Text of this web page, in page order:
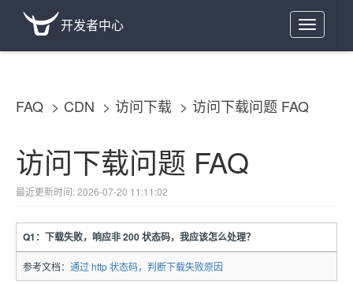
Toggle
navigation
开发者中心
FAQ CDN 访问下载 访问下载问题 FAQ
访问下载问题 FAQ
最近更新时间: 2026-07-20 11:11:02
Q1：下载失败，响应非 200 状态码，我应该怎么处理？
参考文档： 通过 http 状态码，判断下载失败原因